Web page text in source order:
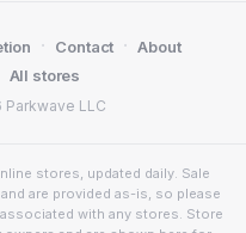
LLC
· Contact · About
All stores
stores, updated daily. Sale
are provided as-is, so please
with any stores. Store